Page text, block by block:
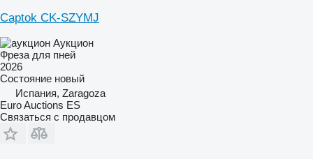
Captok CK-SZYMJ
Аукцион
Фреза для пней
2026
Состояние новый
Испания, Zaragoza
Euro Auctions ES
Связаться с продавцом